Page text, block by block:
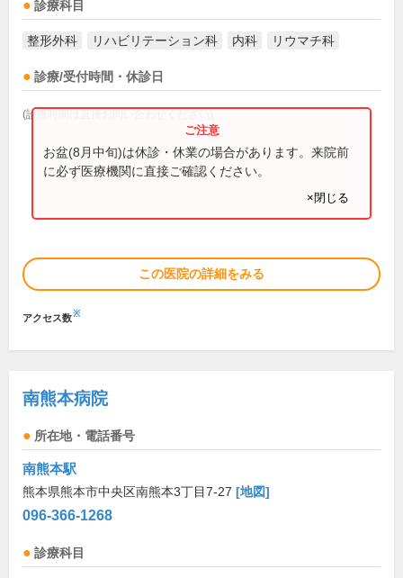
診療科目
整形外科 リハビリテーション科 内科 リウマチ科
診療/受付時間・休診日
(診療時間は直接お問い合わせください)
お盆(8月中旬)は休診・休業の場合があります。来院前
に必ず医療機関に直接ご確認ください。
×閉じる
この医院の詳細をみる
アクセス数※
南熊本病院
所在地・電話番号
南熊本駅
熊本県熊本市中央区南熊本3丁目7-27 [地図]
096-366-1268
診療科目